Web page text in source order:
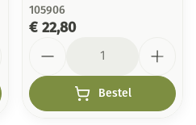
105906
€ 22,80
Bestel